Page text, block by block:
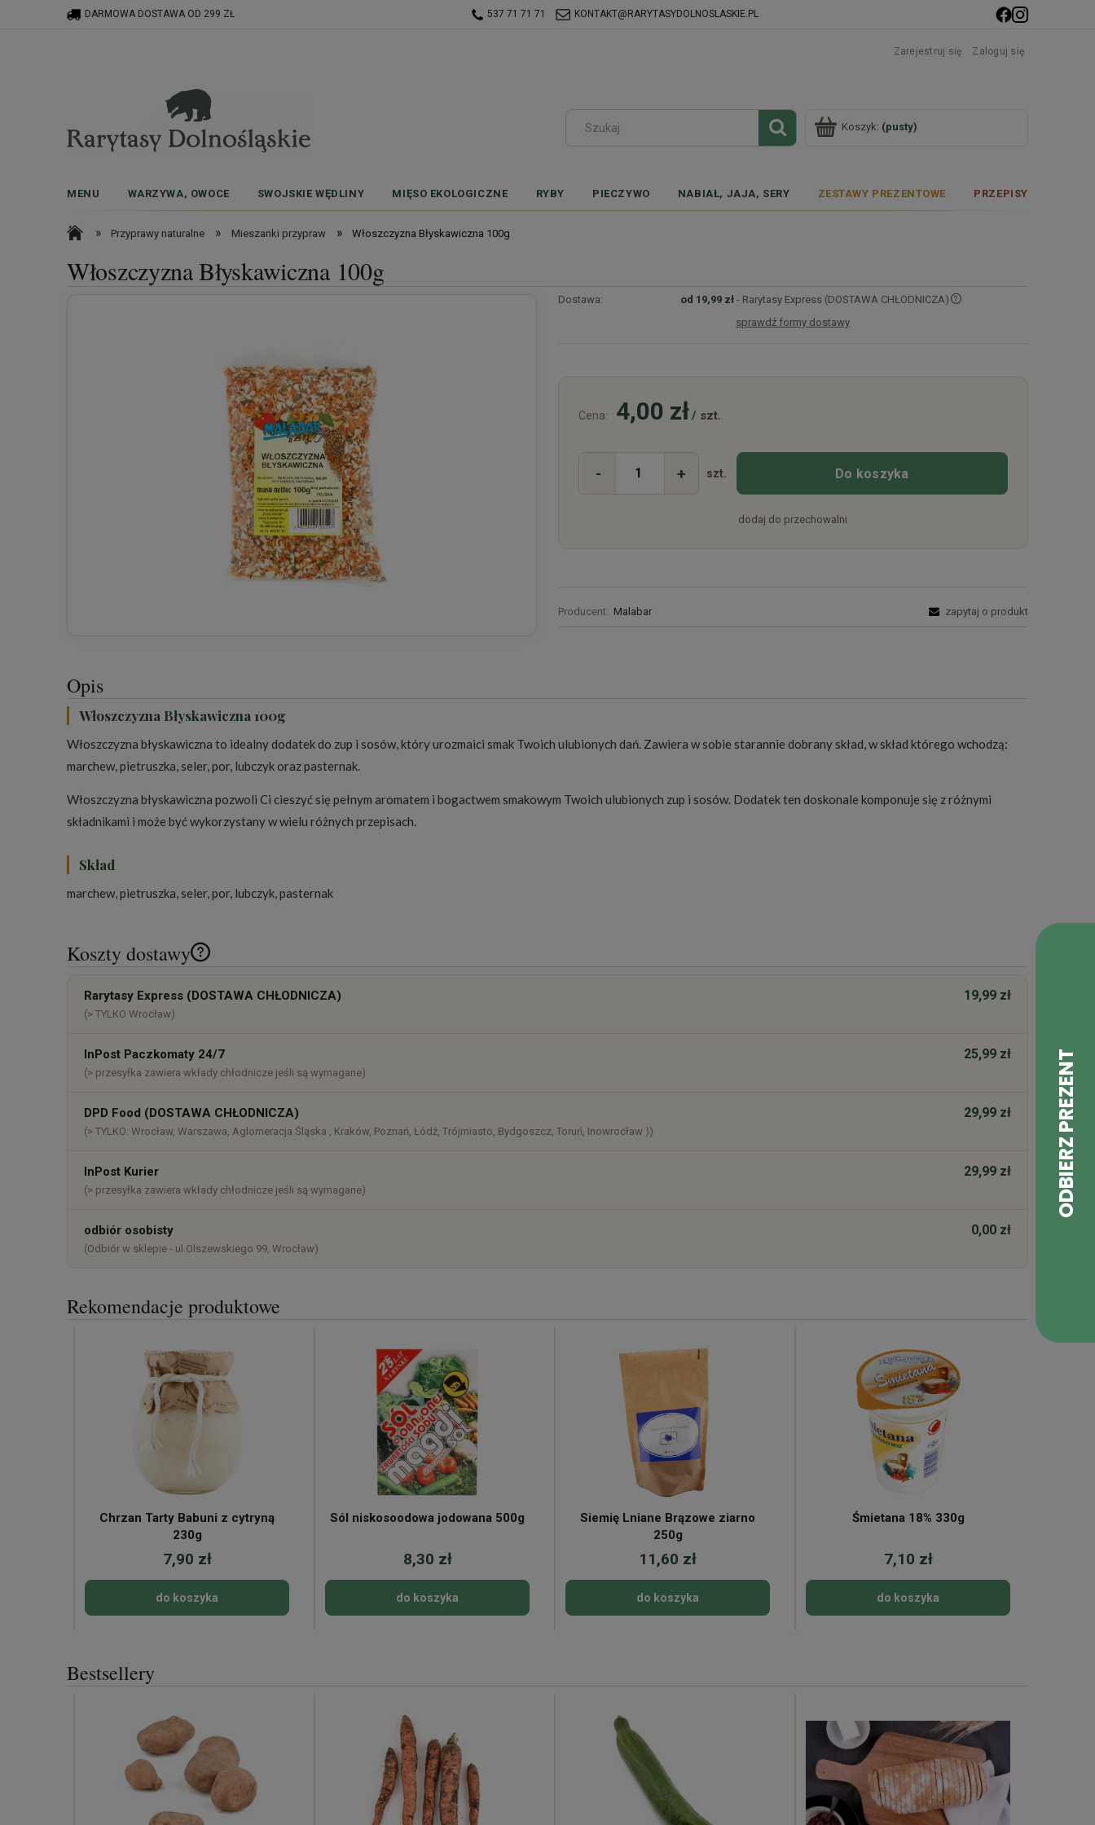
DARMOWA DOSTAWA OD 299 ZŁ 537 71 71 71 KONTAKT@RARYTASYDOLNOSLASKIE.PL
Zarejestruj się Zaloguj się
Koszyk: (pusty)
MENU WARZYWA, OWOCE SWOJSKIE WĘDLINY MIĘSO EKOLOGICZNE RYBY PIECZYWO NABIAŁ, JAJA, SERY ZESTAWY PREZENTOWE PRZEPISY
» Przyprawy naturalne » Mieszanki przypraw » Włoszczyzna Błyskawiczna 100g
Włoszczyzna Błyskawiczna 100g
Dostawa: od 19,99 zł - Rarytasy Express (DOSTAWA CHŁODNICZA)
sprawdź formy dostawy
Cena: 4,00 zł/ szt.
- + szt. Do koszyka
dodaj do przechowalni
Producent: Malabar zapytaj o produkt
Opis
Włoszczyzna Błyskawiczna 100g
Włoszczyzna błyskawiczna to idealny dodatek do zup i sosów, który urozmaici smak Twoich ulubionych dań. Zawiera w sobie starannie dobrany skład, w skład którego wchodzą:
marchew, pietruszka, seler, por, lubczyk oraz pasternak.
Włoszczyzna błyskawiczna pozwoli Ci cieszyć się pełnym aromatem i bogactwem smakowym Twoich ulubionych zup i sosów. Dodatek ten doskonale komponuje się z różnymi
składnikami i może być wykorzystany w wielu różnych przepisach.
Skład
marchew, pietruszka, seler, por, lubczyk, pasternak
Koszty dostawy
Cena nie zawiera ewentualnych kosztów
Rarytasy Express (DOSTAWA CHŁODNICZA)
(> TYLKO Wrocław)
19,99 zł
InPost Paczkomaty 24/7
(> przesyłka zawiera wkłady chłodnicze jeśli są wymagane)
25,99 zł
DPD Food (DOSTAWA CHŁODNICZA)
(> TYLKO: Wrocław, Warszawa, Aglomeracja Śląska , Kraków, Poznań, Łódź, Trójmiasto, Bydgoszcz, Toruń, Inowrocław ))
29,99 zł
InPost Kurier
(> przesyłka zawiera wkłady chłodnicze jeśli są wymagane)
29,99 zł
odbiór osobisty
(Odbiór w sklepie - ul.Olszewskiego 99, Wrocław)
0,00 zł
Rekomendacje produktowe
Chrzan Tarty Babuni z cytryną
230g
7,90 zł
do koszyka
Sól niskosoodowa jodowana 500g
8,30 zł
do koszyka
Siemię Lniane Brązowe ziarno
250g
11,60 zł
do koszyka
Śmietana 18% 330g
7,10 zł
do koszyka
Bestsellery